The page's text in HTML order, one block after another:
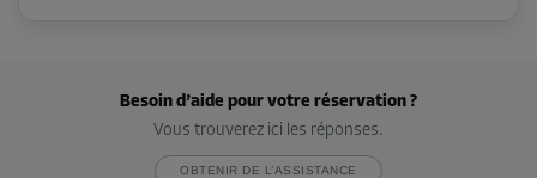
Besoin d’aide pour votre réservation ?
Vous trouverez ici les réponses.
OBTENIR DE L’ASSISTANCE